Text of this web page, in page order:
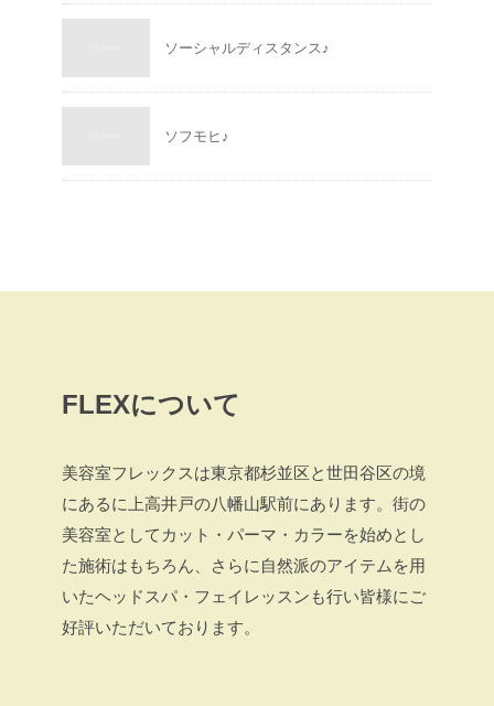
ソーシャルディスタンス♪
ソフモヒ♪
FLEXについて
美容室フレックスは東京都杉並区と世田谷区の境
にあるに上高井戸の八幡山駅前にあります。街の
美容室としてカット・パーマ・カラーを始めとし
た施術はもちろん、さらに自然派のアイテムを用
いたヘッドスパ・フェイレッスンも行い皆様にご
好評いただいております。